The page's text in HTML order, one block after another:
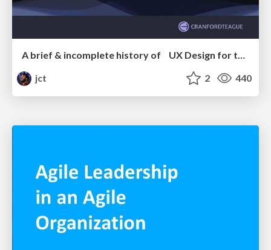
A brief & incomplete history of UX Design for the World Wide Web: 1989–2019
jct
2 440